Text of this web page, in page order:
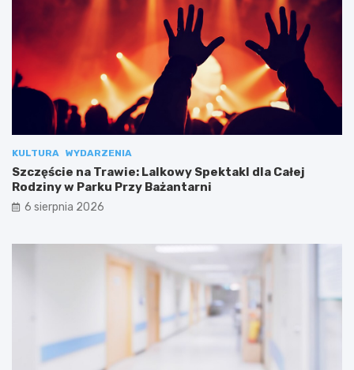
KULTURA WYDARZENIA
Szczęście na Trawie: Lalkowy Spektakl dla Całej
Rodziny w Parku Przy Bażantarni
6 sierpnia 2026